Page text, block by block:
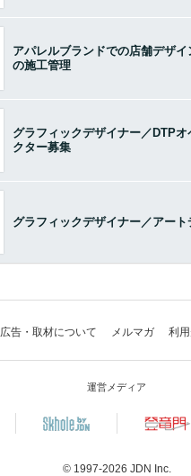
アパレルブランドでの店舗デザ
の施工管理
グラフィックデザイナー／DTP
クター募集
グラフィックデザイナー／アー
広告・取材について メルマガ 利
運営メディア
© 1997-2026 JDN Inc.